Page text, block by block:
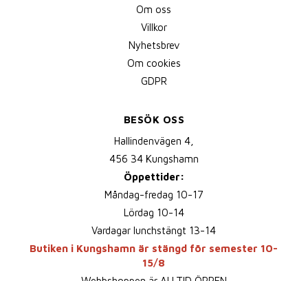
Om oss
Villkor
Nyhetsbrev
Om cookies
GDPR
BESÖK OSS
Hallindenvägen 4,
456 34 Kungshamn
Öppettider:
Måndag-fredag 10-17
Lördag 10-14
Vardagar lunchstängt 13-14
Butiken i Kungshamn är stängd för semester 10-
15/8